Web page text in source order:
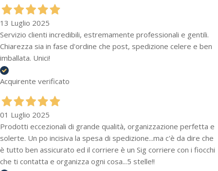
13 Luglio 2025
Servizio clienti incredibili, estremamente professionali e gentili.
Chiarezza sia in fase d'ordine che post, spedizione celere e ben
imballata. Unici!
Acquirente verificato
01 Luglio 2025
Prodotti eccezionali di grande qualità, organizzazione perfetta e
solerte. Un po incisiva la spesa di spedizione...ma c'è da dire che
è tutto ben assicurato ed il corriere è un Sig corriere con i fiocchi
che ti contatta e organizza ogni cosa...5 stelle!!